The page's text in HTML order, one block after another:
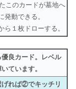
このカードが墓地へ
発動できる。
ら１枚ドローする。
良カード。レベル
ています。
れば②でキッチリ